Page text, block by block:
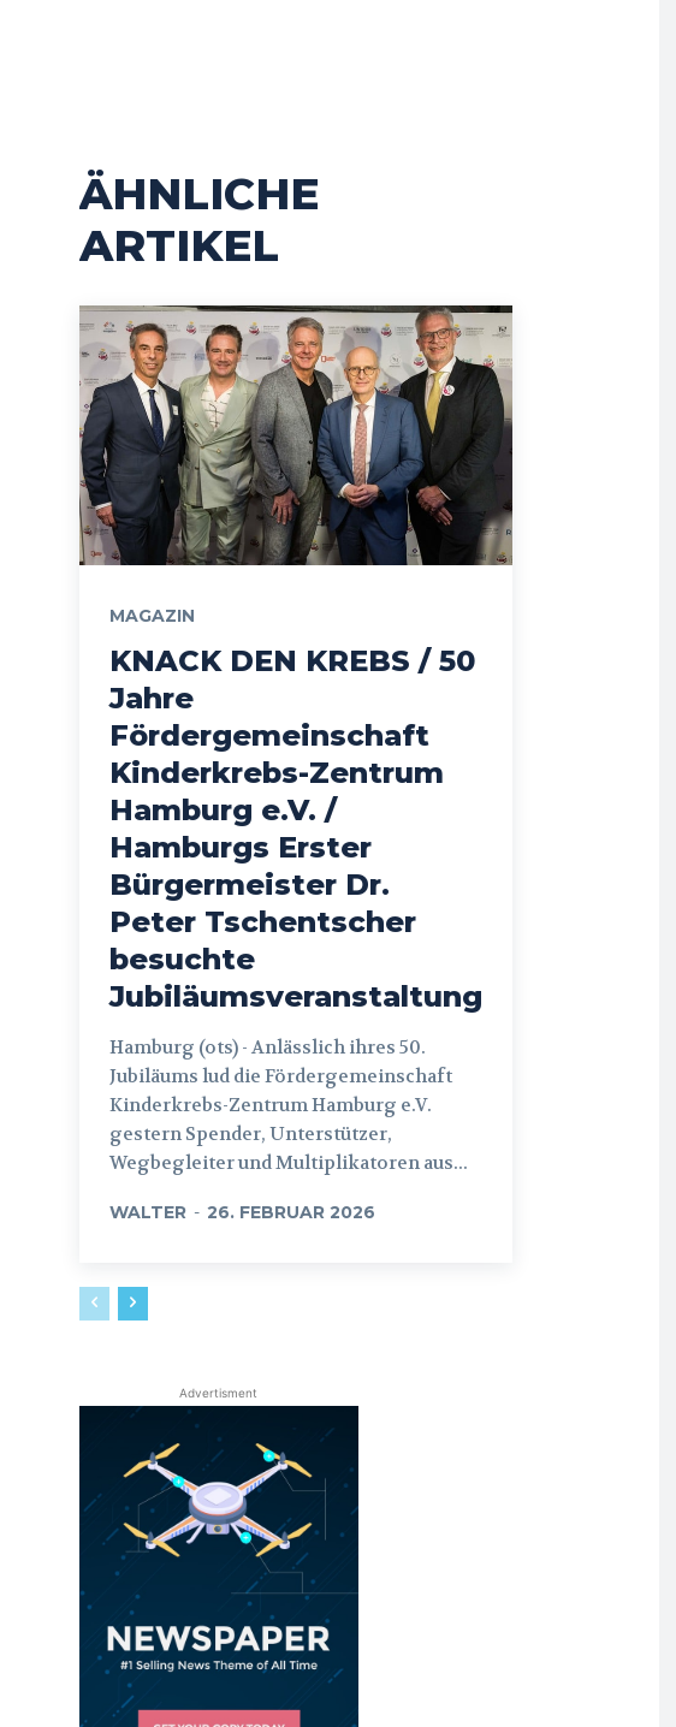
ÄHNLICHE
ARTIKEL
MAGAZIN
KNACK DEN KREBS / 50
Jahre
Fördergemeinschaft
Kinderkrebs-Zentrum
Hamburg e.V. /
Hamburgs Erster
Bürgermeister Dr.
Peter Tschentscher
besuchte
Jubiläumsveranstaltung
Hamburg (ots) - Anlässlich ihres 50.
Jubiläums lud die Fördergemeinschaft
Kinderkrebs-Zentrum Hamburg e.V.
gestern Spender, Unterstützer,
Wegbegleiter und Multiplikatoren aus...
WALTER - 26. FEBRUAR 2026
Advertisment